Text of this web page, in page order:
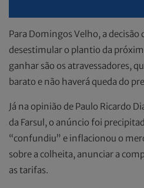
Para Domingos Velho, a
desestimular o plantio da
ganhar são os atravessadores,
barato e não haverá queda do
Já na opinião de Paulo Ricardo
da Farsul, o anúncio foi
“confundiu” e inflacionou o
sobre a colheita, anunciar a
as tarifas.